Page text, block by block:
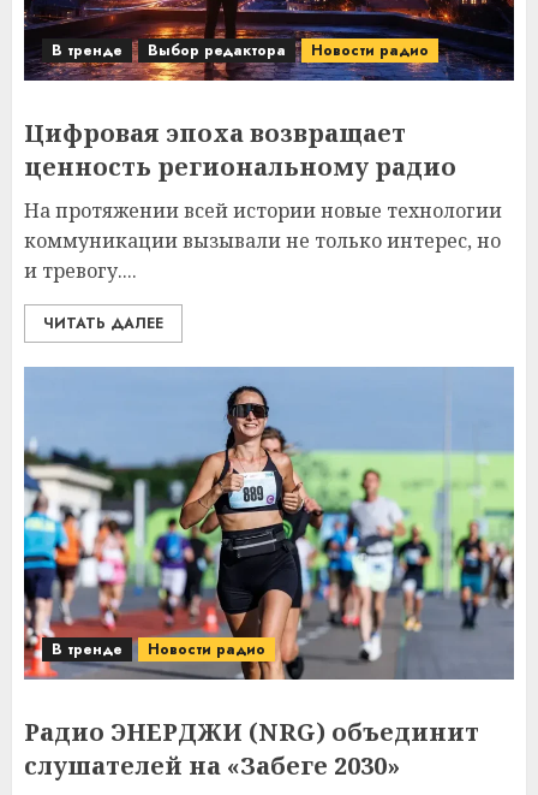
В тренде Выбор редактора Новости радио
Цифровая эпоха возвращает
ценность региональному радио
На протяжении всей истории новые технологии
коммуникации вызывали не только интерес, но
и тревогу....
ЧИТАТЬ ДАЛЕЕ
В тренде Новости радио
Радио ЭНЕРДЖИ (NRG) объединит
слушателей на «Забеге 2030»